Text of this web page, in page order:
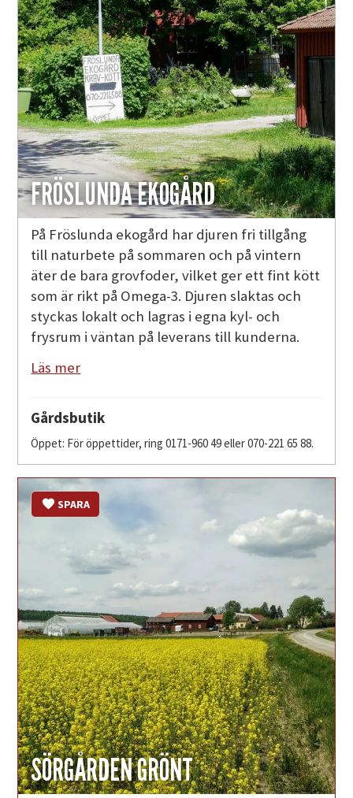
FRÖSLUNDA EKOGÅRD
På Fröslunda ekogård har djuren fri tillgång
till naturbete på sommaren och på vintern
äter de bara grovfoder, vilket ger ett fint kött
som är rikt på Omega-3. Djuren slaktas och
styckas lokalt och lagras i egna kyl- och
frysrum i väntan på leverans till kunderna.
Läs mer
Gårdsbutik
Öppet: För öppettider, ring 0171-960 49 eller 070-221 65 88.
SÖRGÅRDEN GRÖNT
SPARA